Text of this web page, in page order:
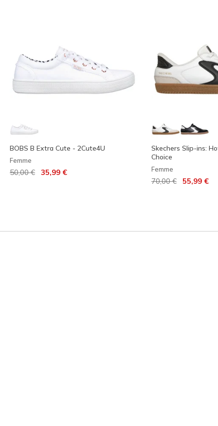
BOBS B Extra Cute - 2Cute4U
Femme
Prix réduit de
50,00 € 35,99 €
Skechers Slip-ins:
Choice
Femme
Prix réduit de
70,00 €à 55,99 €